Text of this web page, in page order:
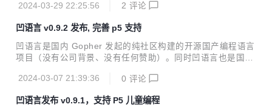
译型通用编程语言。凹语言 v0.10.0 发布，实验性增加函数重
一些错误 实验性引入全局函数和方法的重载功能 更多信息请
访问凹语言官网：https://wa-lang.org/
2024-03-29 22:25:56 2 评论
凹语言 v0.9.2 发布, 完善 p5 支持
凹语言是国内 Gopher 发起的纯社区构建的开源国产编程语言
项目（没有公司背景、没有任何赞助）。同时凹语言也是国内
译型通用编程语言。凹语言 v0.9.2 发布, 完善 p5 支持： 完善
加 -p5 参数 更多信息请访问凹语言官网：https://wa-lang.or
2024-03-07 21:39:36 0 评论
凹语言发布 v0.9.1，支持 P5 儿童编程